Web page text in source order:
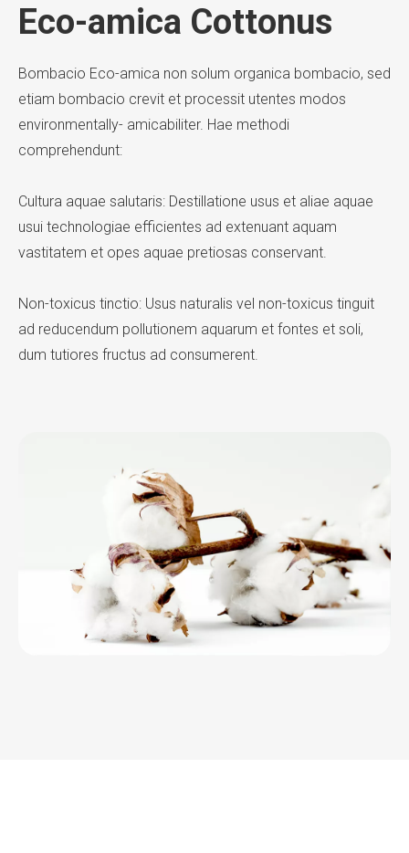
Eco-amica Cottonus
Bombacio Eco-amica non solum organica bombacio, sed
etiam bombacio crevit et processit utentes modos
environmentally- amicabiliter. Hae methodi
comprehendunt:
Cultura aquae salutaris: Destillatione usus et aliae aquae
usui technologiae efficientes ad extenuant aquam
vastitatem et opes aquae pretiosas conservant.
Non-toxicus tinctio: Usus naturalis vel non-toxicus tinguit
ad reducendum pollutionem aquarum et fontes et soli,
dum tutiores fructus ad consumerent.